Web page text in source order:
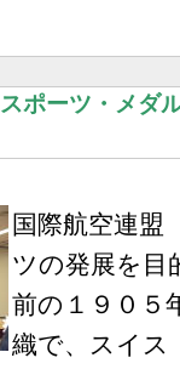
ポーツ・メダ
国際航空連盟
ツの発展を目
前の１９０５
織で、スイス